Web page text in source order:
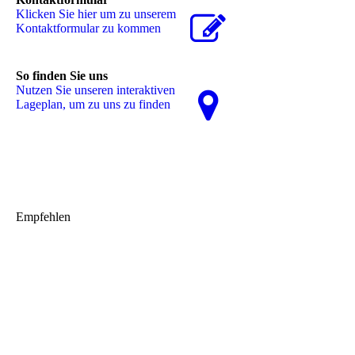
Klicken Sie hier um zu unserem
Kon­takt­for­mu­lar zu kommen
So finden Sie uns
Nutzen Sie unseren interaktiven
La­ge­plan, um zu uns zu finden
Empfehlen